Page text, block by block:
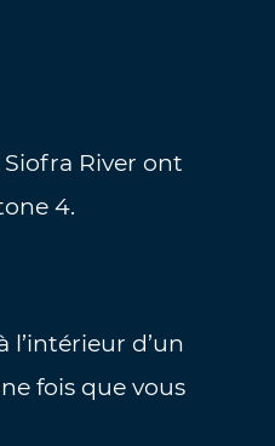
River ont
4.
d’un
fois que vous